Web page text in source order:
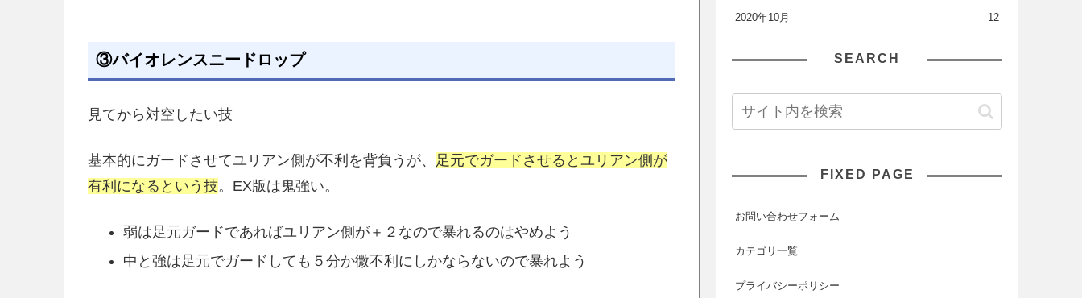
③バイオレンスニードロップ
見てから対空したい技
基本的にガードさせてユリアン側が不利を背負うが、 足元でガードさせるとユリアン側が
有利になるという技。EX版は鬼強い。
弱は足元ガードであればユリアン側が＋２なので暴れるのはやめよう
中と強は足元でガードしても５分か微不利にしかならないので暴れよう
2020年10月 12
SEARCH
FIXED PAGE
お問い合わせフォーム
カテゴリ一覧
プライバシーポリシー